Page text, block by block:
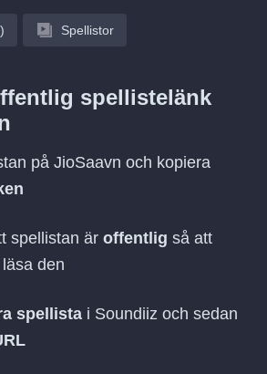
Spellistor
spellistelänk
på JioSaavn och kopiera
spellistan är offentlig så att
den
spellista i Soundiiz och sedan